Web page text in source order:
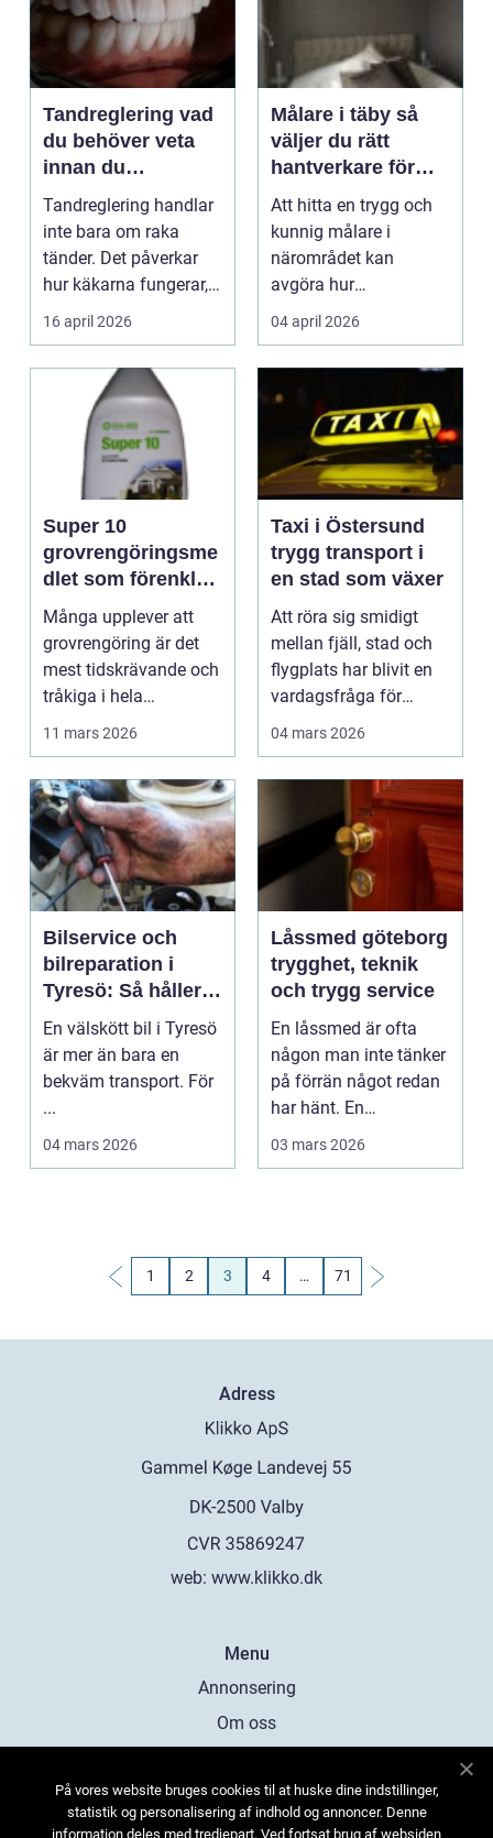
Tandreglering vad
du behöver veta
innan du
bestämmer dig
Tandreglering handlar
inte bara om raka
tänder. Det påverkar
hur käkarna fungerar,
hur lätt du kan h...
16 april 2026
Målare i täby så
väljer du rätt
hantverkare för
ditt projekt
Att hitta en trygg och
kunnig målare i
närområdet kan
avgöra hur
slutresultatet blir,
oavsett om det...
04 april 2026
Super 10
grovrengöringsme
dlet som förenklar
städningen
hemma och på
jobbet
Många upplever att
grovrengöring är det
mest tidskrävande och
tråkiga i hela
städningen.
11 mars 2026
Taxi i Östersund
trygg transport i
en stad som växer
Att röra sig smidigt
mellan fjäll, stad och
flygplats har blivit en
vardagsfråga för
många som bor i...
04 mars 2026
Bilservice och
bilreparation i
Tyresö: Så håller
du bilen säker,
trygg och prisvärd
över tid
En välskött bil i Tyresö
är mer än bara en
bekväm transport. För
...
04 mars 2026
Låssmed göteborg
trygghet, teknik
och trygg service
En låssmed är ofta
någon man inte tänker
på förrän något redan
har hänt. En
borttappad nyckel, en
03 mars 2026
1 2 3 4 … 71
Adress
web: www.klikko.dk
Menu
Annonsering
Om oss
Kontakta oss
Sitemap
På vores website bruges cookies til at huske dine indstillinger,
statistik og personalisering af indhold og annoncer. Denne
information deles med tredjepart. Ved fortsat brug af websiden